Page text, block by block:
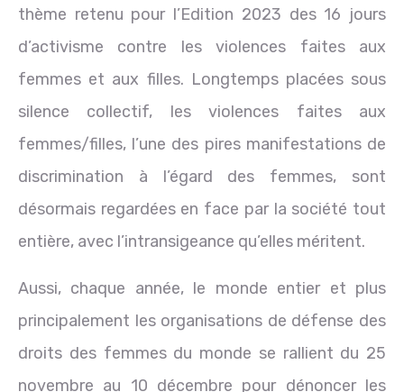
thème retenu pour l’Edition 2023 des 16 jours
d’activisme contre les violences faites aux
femmes et aux filles. Longtemps placées sous
silence collectif, les violences faites aux
femmes/filles, l’une des pires manifestations de
discrimination à l’égard des femmes, sont
désormais regardées en face par la société tout
entière, avec l’intransigeance qu’elles méritent.
Aussi, chaque année, le monde entier et plus
principalement les organisations de défense des
droits des femmes du monde se rallient du 25
novembre au 10 décembre pour dénoncer les